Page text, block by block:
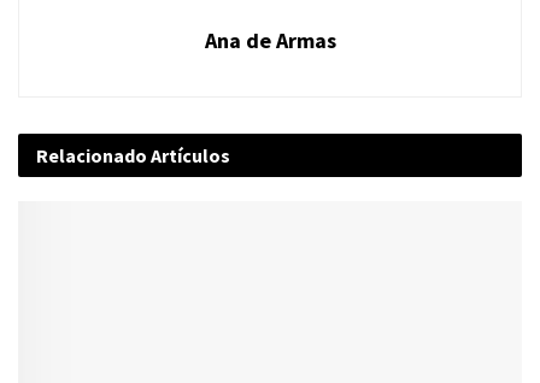
Ana de Armas
Relacionado Artículos